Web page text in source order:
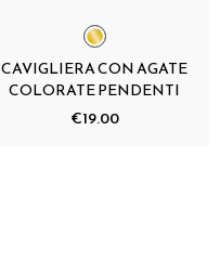
CAVIGLIERA CON AGATE
COLORATE PENDENTI
€19.00